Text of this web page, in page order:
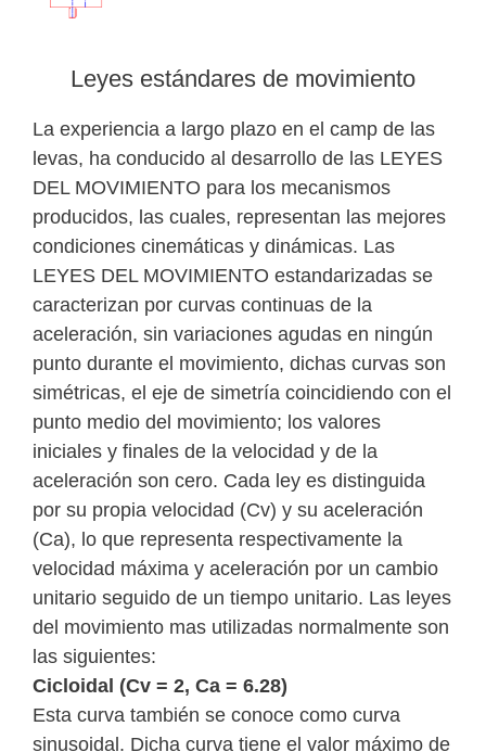
Leyes estándares de movimiento
La experiencia a largo plazo en el camp de las
levas, ha conducido al desarrollo de las LEYES
DEL MOVIMIENTO para los mecanismos
producidos, las cuales, representan las mejores
condiciones cinemáticas y dinámicas. Las
LEYES DEL MOVIMIENTO estandarizadas se
caracterizan por curvas continuas de la
aceleración, sin variaciones agudas en ningún
punto durante el movimiento, dichas curvas son
simétricas, el eje de simetría coincidiendo con el
punto medio del movimiento; los valores
iniciales y finales de la velocidad y de la
aceleración son cero. Cada ley es distinguida
por su propia velocidad (Cv) y su aceleración
(Ca), lo que representa respectivamente la
velocidad máxima y aceleración por un cambio
unitario seguido de un tiempo unitario. Las leyes
del movimiento mas utilizadas normalmente son
las siguientes:
Cicloidal (Cv = 2, Ca = 6.28)
Esta curva también se conoce como curva
sinusoidal. Dicha curva tiene el valor máximo de